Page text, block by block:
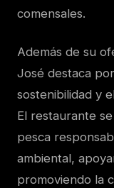
comensales.
Además de su
José destaca
sostenibilidad y
El restaurante
pesca
ambiental,
promoviendo la